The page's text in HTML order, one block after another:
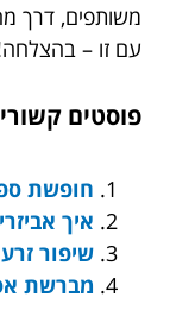
משותפים, דרך
עם זו –
פוסטים
חופשת
איך
שיפור
מברשת